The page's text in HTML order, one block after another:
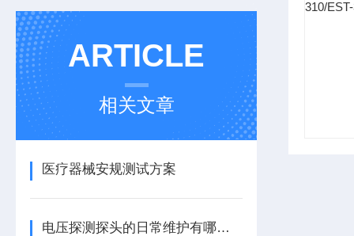
ARTICLE
相关文章
医疗器械安规测试方案
电压探测探头的日常维护有哪些要点？